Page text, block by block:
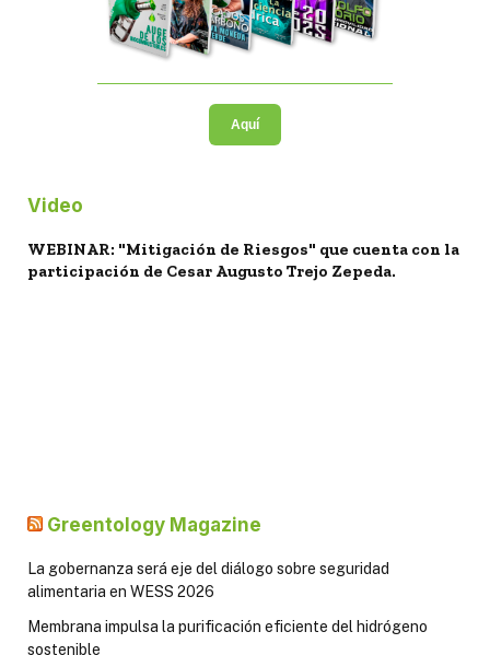
Aquí
Video
WEBINAR: "Mitigación de Riesgos" que cuenta con la
participación de Cesar Augusto Trejo Zepeda.
Greentology Magazine
La gobernanza será eje del diálogo sobre seguridad
alimentaria en WESS 2026
Membrana impulsa la purificación eficiente del hidrógeno
sostenible